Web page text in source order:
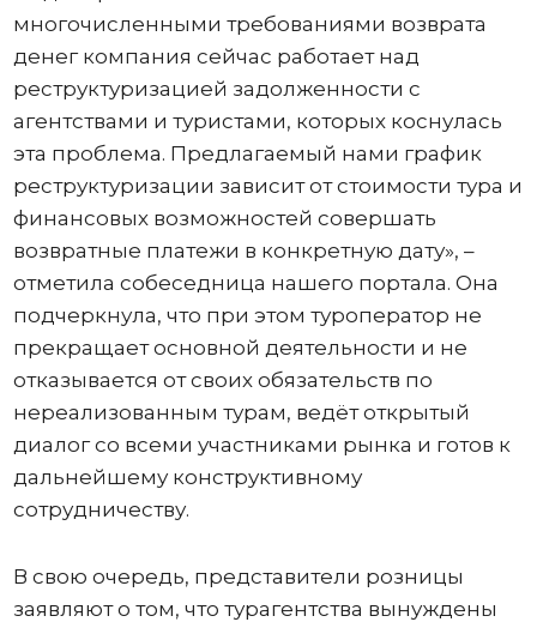
многочисленными требованиями возврата
денег компания сейчас работает над
реструктуризацией задолженности с
агентствами и туристами, которых коснулась
эта проблема. Предлагаемый нами график
реструктуризации зависит от стоимости тура и
финансовых возможностей совершать
возвратные платежи в конкретную дату», –
отметила собеседница нашего портала. Она
подчеркнула, что при этом туроператор не
прекращает основной деятельности и не
отказывается от своих обязательств по
нереализованным турам, ведёт открытый
диалог со всеми участниками рынка и готов к
дальнейшему конструктивному
сотрудничеству.
В свою очередь, представители розницы
заявляют о том, что турагентства вынуждены